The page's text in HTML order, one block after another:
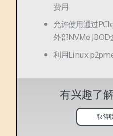
费用
允许使用通过
外部NVMe JBOD
利用Linux
有兴趣了
取得